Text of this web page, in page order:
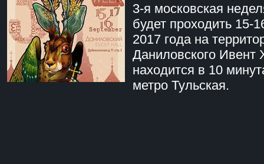
3-я московская
будет проходить 15-
2017 года на
Даниловского Ивент
находится в 10
метро Тульская.